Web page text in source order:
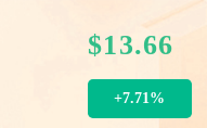
$13.66
+7.71%